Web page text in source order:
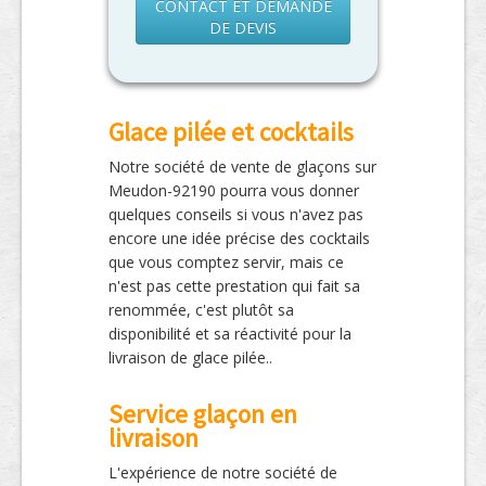
CONTACT ET DEMANDE
DE DEVIS
Glace pilée et cocktails
Notre société de vente de glaçons sur
Meudon-92190 pourra vous donner
quelques conseils si vous n'avez pas
encore une idée précise des cocktails
que vous comptez servir, mais ce
n'est pas cette prestation qui fait sa
renommée, c'est plutôt sa
disponibilité et sa réactivité pour la
livraison de glace pilée..
Service glaçon en
livraison
L'expérience de notre société de